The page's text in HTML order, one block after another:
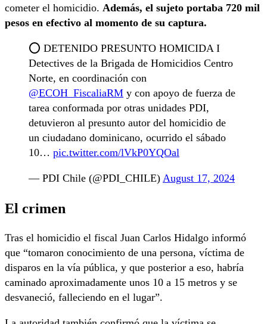
cometer el homicidio. Además, el sujeto portaba 720 mil
pesos en efectivo al momento de su captura.
⭕ DETENIDO PRESUNTO HOMICIDA I
Detectives de la Brigada de Homicidios Centro
Norte, en coordinación con
@ECOH_FiscaliaRM y con apoyo de fuerza de
tarea conformada por otras unidades PDI,
detuvieron al presunto autor del homicidio de
un ciudadano dominicano, ocurrido el sábado
10… pic.twitter.com/lVkP0YQOal
— PDI Chile (@PDI_CHILE) August 17, 2024
El crimen
Tras el homicidio el fiscal Juan Carlos Hidalgo informó
que “tomaron conocimiento de una persona, víctima de
disparos en la vía pública, y que posterior a eso, habría
caminado aproximadamente unos 10 a 15 metros y se
desvaneció, falleciendo en el lugar”.